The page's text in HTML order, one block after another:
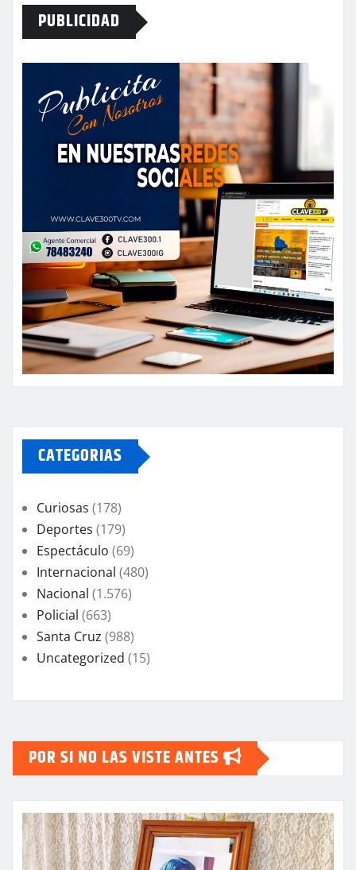
PUBLICIDAD
CATEGORIAS
Curiosas (178)
Deportes (179)
Espectáculo (69)
Internacional (480)
Nacional (1.576)
Policial (663)
Santa Cruz (988)
Uncategorized (15)
POR SI NO LAS VISTE ANTES